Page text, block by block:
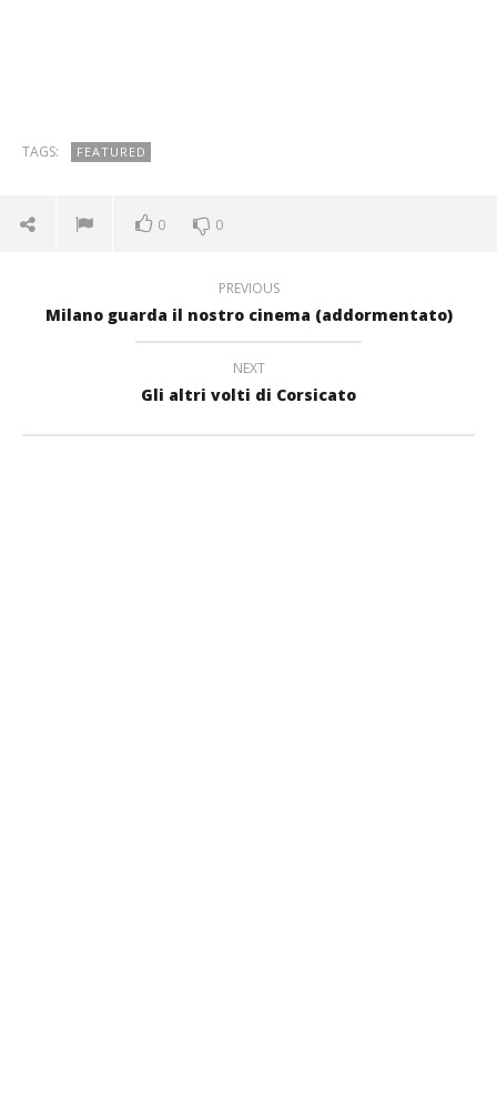
TAGS: FEATURED
0 0
PREVIOUS
Milano guarda il nostro cinema (addormentato)
NEXT
Gli altri volti di Corsicato